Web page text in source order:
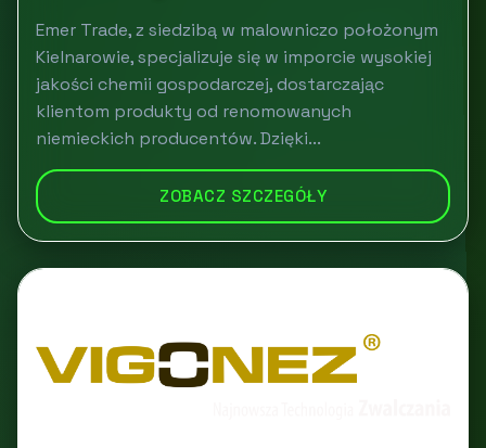
Emer Trade, z siedzibą w malowniczo położonym
Kielnarowie, specjalizuje się w imporcie wysokiej
jakości chemii gospodarczej, dostarczając
klientom produkty od renomowanych
niemieckich producentów. Dzięki...
ZOBACZ SZCZEGÓŁY